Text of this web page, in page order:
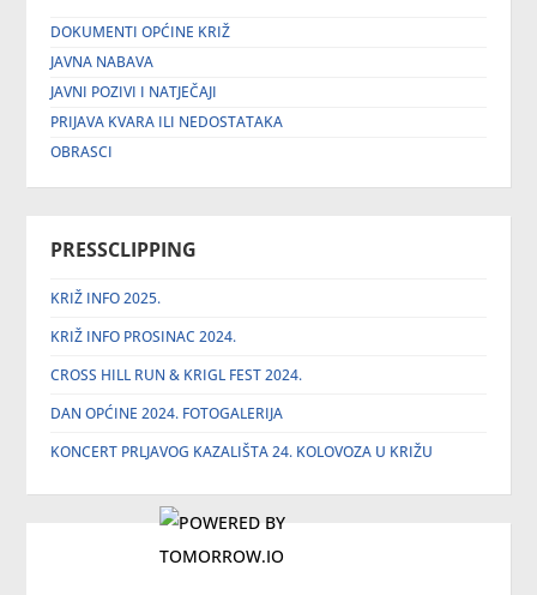
DOKUMENTI OPĆINE KRIŽ
JAVNA NABAVA
JAVNI POZIVI I NATJEČAJI
PRIJAVA KVARA ILI NEDOSTATAKA
OBRASCI
PRESSCLIPPING
KRIŽ INFO 2025.
KRIŽ INFO PROSINAC 2024.
CROSS HILL RUN & KRIGL FEST 2024.
DAN OPĆINE 2024. FOTOGALERIJA
KONCERT PRLJAVOG KAZALIŠTA 24. KOLOVOZA U KRIŽU